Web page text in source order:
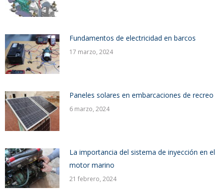
Fundamentos de electricidad en barcos
17 marzo, 2024
Paneles solares en embarcaciones de recreo
6 marzo, 2024
La importancia del sistema de inyección en el
motor marino
21 febrero, 2024